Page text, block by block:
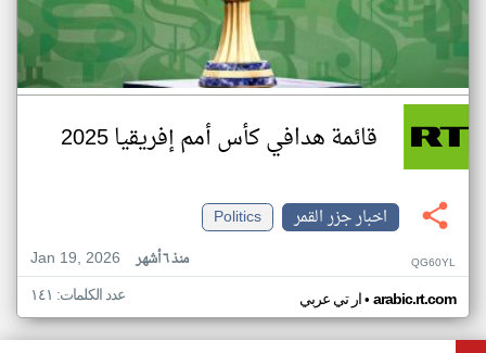
قائمة هدافي كأس أمم إفريقيا 2025
اخبار جزر القمر
Politics
Jan 19, 2026
منذ ٦ أشهر QG60YL
ار تي عربي• arabic.rt.com عدد الكلمات: ١٤١